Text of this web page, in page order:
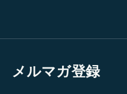
メルマガ登録